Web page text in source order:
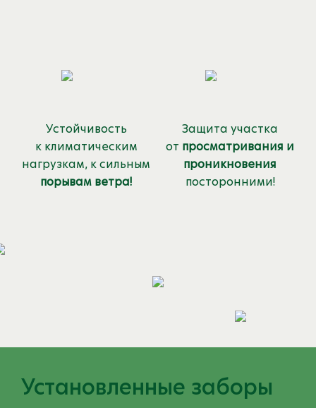
Устойчивость
к климатическим
нагрузкам, к сильным
порывам ветра!
Защита участка
от просматривания и
проникновения
посторонними!
Установленные заборы